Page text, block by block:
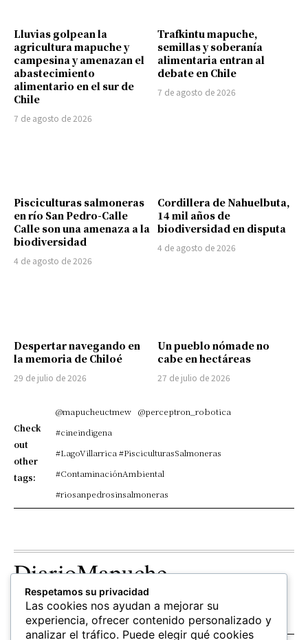
Lluvias golpean la
agricultura mapuche y
campesina y amenazan el
abastecimiento
alimentario en el sur de
Chile
7 de agosto de 2026
Trafkintu mapuche,
semillas y soberanía
alimentaria entran al
debate en Chile
7 de agosto de 2026
Pisciculturas salmoneras
en río San Pedro-Calle
Calle son una amenaza a la
biodiversidad
4 de agosto de 2026
Cordillera de Nahuelbuta,
14 mil años de
biodiversidad en disputa
4 de agosto de 2026
Despertar navegando en
la memoria de Chiloé
29 de julio de 2026
Un pueblo nómade no
cabe en hectáreas
27 de julio de 2026
Check
out
other
tags:
@mapucheuctmew @perceptron_robotica
#cineindigena
#LagoVillarrica #PisciculturasSalmoneras
#ContaminaciónAmbiental
#riosanpedrosinsalmoneras
DiarioMapuche
TERRITORIO CULTURA
Patrimonio
OPINION
Columnistas
Respetamos su privacidad
Las cookies nos ayudan a mejorar su
experiencia, ofrecer contenido personalizado y
analizar el tráfico. Puede elegir qué cookies